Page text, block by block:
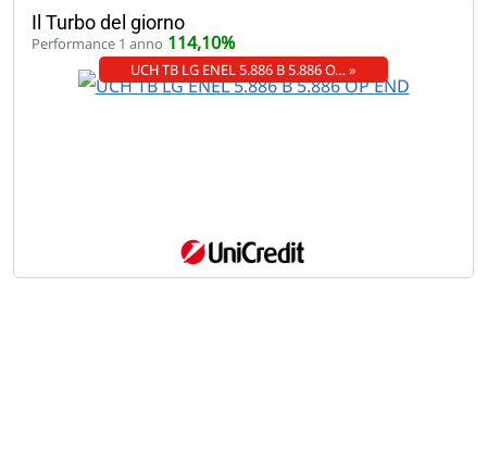
Il Turbo del giorno
Performance 1 anno 114,10%
UCH TB LG ENEL 5.886 B 5.886 O… »